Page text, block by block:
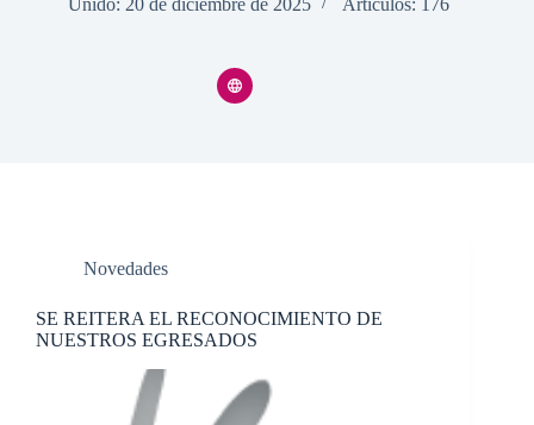
Unido: 20 de diciembre de 2025 Artículos: 176
Novedades
SE REITERA EL RECONOCIMIENTO DE
NUESTROS EGRESADOS